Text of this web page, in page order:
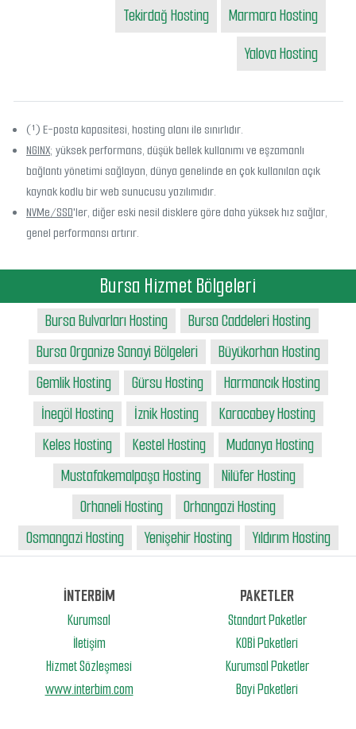
Marmara Hosting
Tekirdağ Hosting
Yalova Hosting
(¹) E-posta kapasitesi, hosting alanı ile sınırlıdır.
NGINX; yüksek performans, düşük bellek kullanımı ve eşzamanlı
bağlantı yönetimi sağlayan, dünya genelinde en çok kullanılan açık
kaynak kodlu bir web sunucusu yazılımıdır.
NVMe/SSD'ler, diğer eski nesil disklere göre daha yüksek hız sağlar,
genel performansı artırır.
Bursa Hizmet Bölgeleri
Bursa Bulvarları Hosting
Bursa Caddeleri Hosting
Bursa Organize Sanayi Bölgeleri
Büyükorhan Hosting
Gemlik Hosting
Gürsu Hosting
Harmancık Hosting
İnegöl Hosting
İznik Hosting
Karacabey Hosting
Keles Hosting
Kestel Hosting
Mudanya Hosting
Mustafakemalpaşa Hosting
Nilüfer Hosting
Orhaneli Hosting
Orhangazi Hosting
Osmangazi Hosting
Yenişehir Hosting Yıldırım Hosting
İNTERBİM
Kurumsal
İletişim
Hizmet Sözleşmesi
www.interbim.com
PAKETLER
Standart Paketler
KOBİ Paketleri
Kurumsal Paketler
Bayi Paketleri